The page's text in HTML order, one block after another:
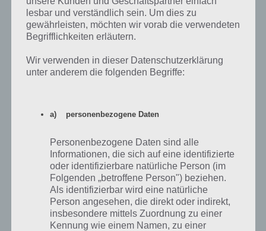
orangener Helm
Mann mit 3D Brille Torwart – Fußball
Schauspieler
Seifenspender
Chemie – Chemikalien
Katzenstreu –
Landschaft am Morgen
/ Abend – Felder
Streugut
Fische im Fluss Kabel
Stromkabel
Landschaft – Bäume
LKW Talfahrt
lesbar und verständlich sein. Um dies zu
gewährleisten, möchten wir vorab die verwendeten
Begrifflichkeiten erläutern.
Wir verwenden in dieser Datenschutzerklärung
unter anderem die folgenden Begriffe:
a) personenbezogene Daten
Personenbezogene Daten sind alle
Informationen, die sich auf eine identifizierte
oder identifizierbare natürliche Person (im
Folgenden „betroffene Person") beziehen.
Als identifizierbar wird eine natürliche
Person angesehen, die direkt oder indirekt,
insbesondere mittels Zuordnung zu einer
Kennung wie einem Namen, zu einer